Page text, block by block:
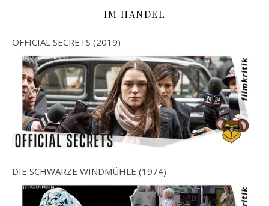
IM HANDEL
OFFICIAL SECRETS (2019)
DIE SCHWARZE WINDMÜHLE (1974)